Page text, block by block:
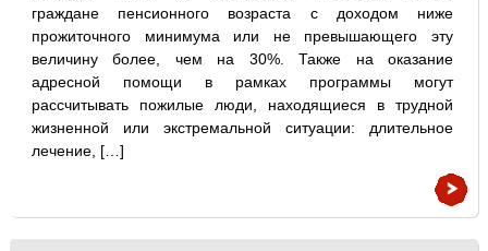
граждане пенсионного возраста с доходом ниже
прожиточного минимума или не превышающего эту
величину более, чем на 30%. Также на оказание
адресной помощи в рамках программы могут
рассчитывать пожилые люди, находящиеся в трудной
жизненной или экстремальной ситуации: длительное
лечение, […]